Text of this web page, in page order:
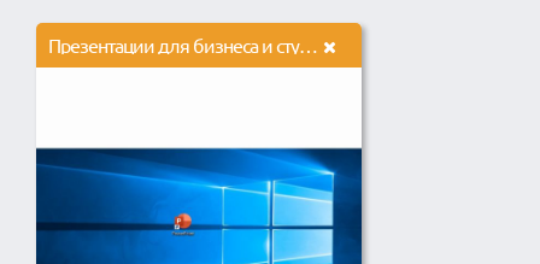
Презентации для бизнеса и студентов